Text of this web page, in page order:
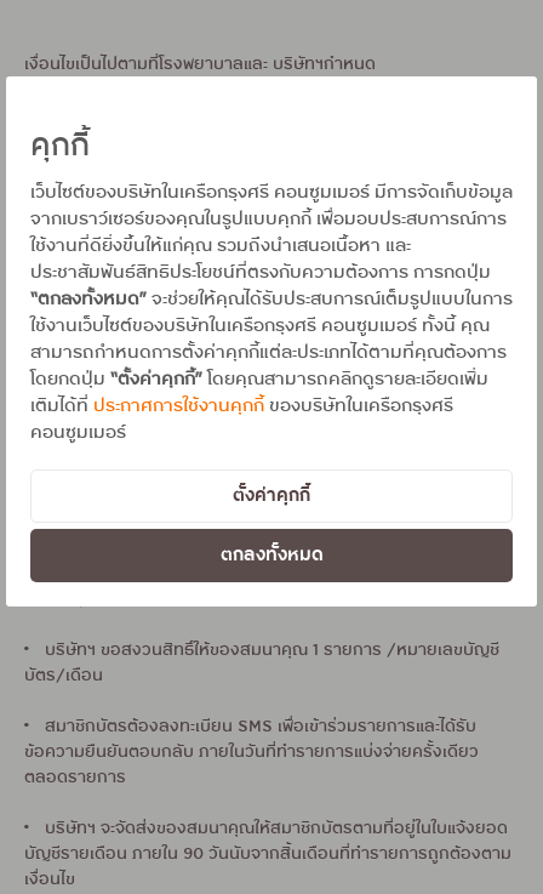
คุกกี้
เว็บไซต์ของบริษัทในเครือกรุงศรี คอนซูมเมอร์ มีการจัดเก็บข้อมูล
จากเบราว์เซอร์ของคุณในรูปแบบคุกกี้ เพื่อมอบประสบการณ์การ
ใช้งานที่ดียิ่งขึ้นให้แก่คุณ รวมถึงนำเสนอเนื้อหา และ
ประชาสัมพันธ์สิทธิประโยชน์ที่ตรงกับความต้องการ การกดปุ่ม
“ตกลงทั้งหมด”จะช่วยให้คุณได้รับประสบการณ์เต็มรูปแบบในการ
ใช้งานเว็บไซต์ของบริษัทในเครือกรุงศรี คอนซูมเมอร์ ทั้งนี้ คุณ
สามารถกำหนดการตั้งค่าคุกกี้แต่ละประเภทได้ตามที่คุณต้องการ
โดยกดปุ่ม “ตั้งค่าคุกกี้”โดยคุณสามารถคลิกดูรายละเอียดเพิ่ม
เติมได้ที่ ประกาศการใช้งานคุกกี้ ของบริษัทในเครือกรุงศรี
คอนซูมเมอร์
ตั้งค่าคุกกี้
ตกลงทั้งหมด
เงื่อนไขเป็นไปตามที่โรงพยาบาลและ บริษัทฯกำหนด
เสียดอกเบี้ย 16% ต่อปี
สินเชื่อส่วนบุคคล: กู้เท่าที่จำเป็นและชำระคืนได้ตามกำหนดจะได้ไม่เสียด
อกเบี้ย 15% - 25% ต่อปี
เงื่อนไขทั่วไป
• สอบถามรายละเอียดของสมนาคุณและเงื่อนไขเพิ่มเติมที่โรงพยาบาล
ที่ใช้บริการ (เงื่อนไขการให้แบ่งจ่ายสินค้า/บริการ เป็นไปตามที่โรง
พยาบาลกำหนด)
• สิทธิพิเศษสำหรับสมาชิกบัตรฯ ที่ลงทะเบียนผ่านแอพพลิเคชั่น
UCHOOSE หรือผ่านทาง SMS และได้รับข้อความตอบกลับยืนยันการ
ลงทะเบียนถูกต้องภายในวันที่ทำรายการเท่านั้น ครั้งเดียวตลอด
• ยอดการแบ่งจ่ายแต่ละรายการไม่สามารถนำมาสะสมหรือรวมกันได้
• รายการส่งเสริมการขายนี้ไม่ร่วมโปรโมชั่นหรือรายการส่งเสริมการ
• บริษัทฯ ขอสงวนสิทธิ์ให้ของสมนาคุณ 1 รายการ /หมายเลขบัญชี
บัตร/เดือน
• สมาชิกบัตรต้องลงทะเบียน SMS เพื่อเข้าร่วมรายการและได้รับ
ข้อความยืนยันตอบกลับ ภายในวันที่ทำรายการแบ่งจ่ายครั้งเดียว
ตลอดรายการ
• บริษัทฯ จะจัดส่งของสมนาคุณให้สมาชิกบัตรตามที่อยู่ในใบแจ้งยอด
บัญชีรายเดือน ภายใน 90 วันนับจากสิ้นเดือนที่ทำรายการถูกต้องตาม
เงื่อนไข